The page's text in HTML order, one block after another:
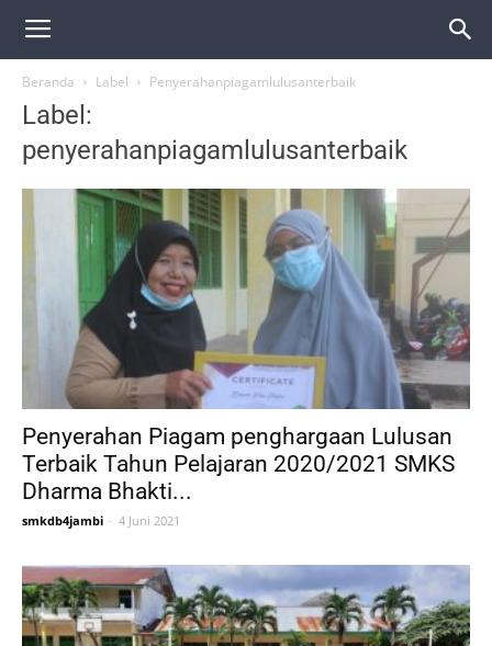
Beranda Label Penyerahanpiagamlulusanterbaik
Label:
penyerahanpiagamlulusanterbaik
Penyerahan Piagam penghargaan Lulusan
Terbaik Tahun Pelajaran 2020/2021 SMKS
Dharma Bhakti...
smkdb4jambi - 4 Juni 2021